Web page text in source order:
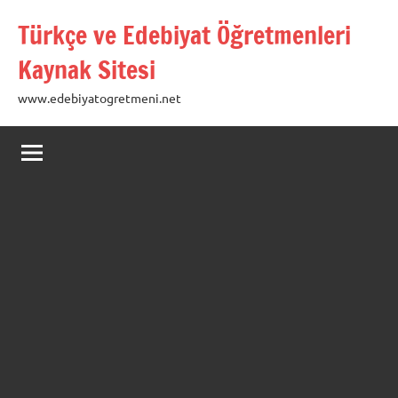
Türkçe ve Edebiyat Öğretmenleri
Kaynak Sitesi
www.edebiyatogretmeni.net